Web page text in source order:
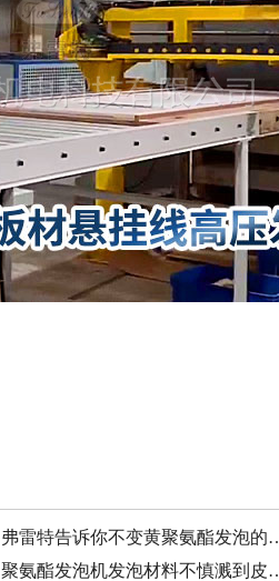
弗雷特告诉你不变黄聚氨酯发泡的
聚氨酯发泡机发泡材料不慎溅到皮